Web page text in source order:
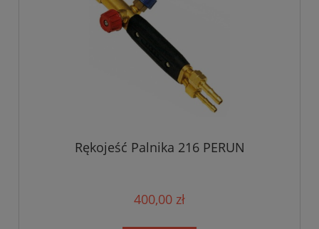
Rękojeść Palnika 216 PERUN
400,00 zł